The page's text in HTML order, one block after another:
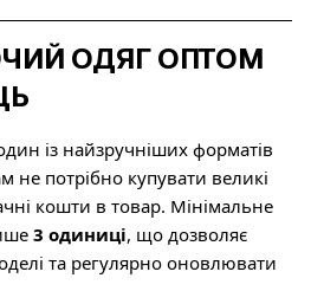
ОДЯГ ОПТОМ
із найзручніших форматів
не потрібно купувати великі
кошти в товар. Мінімальне
3 одиниці, що дозволяє
та регулярно оновлювати